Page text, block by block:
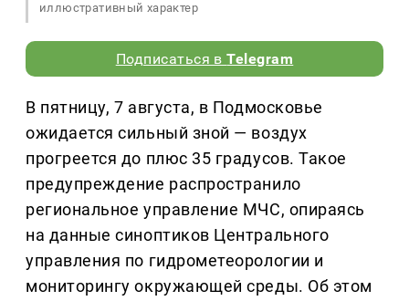
иллюстративный характер
Подписаться вTelegram
В пятницу, 7 августа, в Подмосковье
ожидается сильный зной — воздух
прогреется до плюс 35 градусов. Такое
предупреждение распространило
региональное управление МЧС, опираясь
на данные синоптиков Центрального
управления по гидрометеорологии и
мониторингу окружающей среды. Об этом